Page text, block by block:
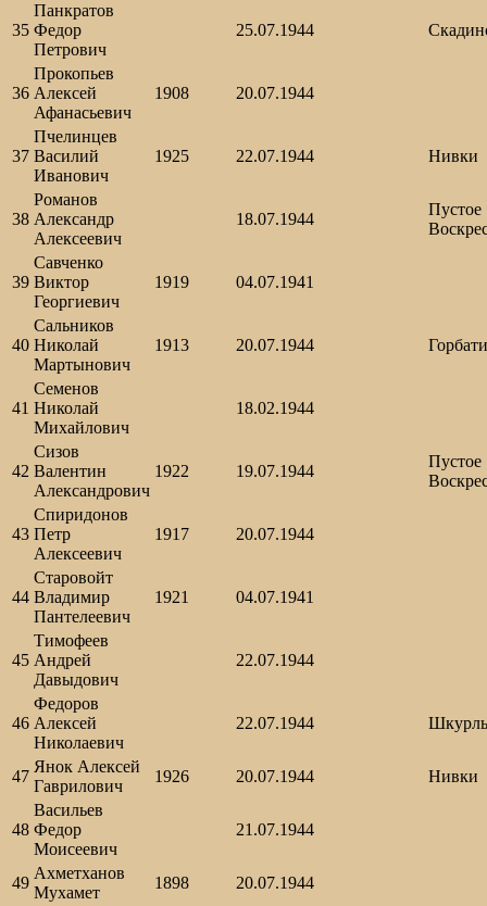
35
Панкратов
Федор
Петрович
25.07.1944
36
Прокопьев
Алексей
Афанасьевич
1908 20.07.1944
37
Пчелинцев
Василий
Иванович
1925 22.07.1944 Нивки
38
Романов
Александр
Алексеевич
18.07.1944
Пустое
39
Савченко
Виктор
Георгиевич
1919 04.07.1941
40
Сальников
Николай
Мартынович
1913 20.07.1944
41
Семенов
Николай
Михайлович
18.02.1944
42
Сизов
Валентин
Александрович
1922 19.07.1944
Пустое
43
Спиридонов
Петр
Алексеевич
1917 20.07.1944
44
Старовойт
Владимир
Пантелеевич
1921 04.07.1941
45
Тимофеев
Андрей
Давыдович
22.07.1944
46
Федоров
Алексей
Николаевич
22.07.1944
47
Янок Алексей
Гаврилович
1926 20.07.1944 Нивки
48
Васильев
Федор
Моисеевич
21.07.1944
49
Ахметханов
Мухамет
1898 20.07.1944